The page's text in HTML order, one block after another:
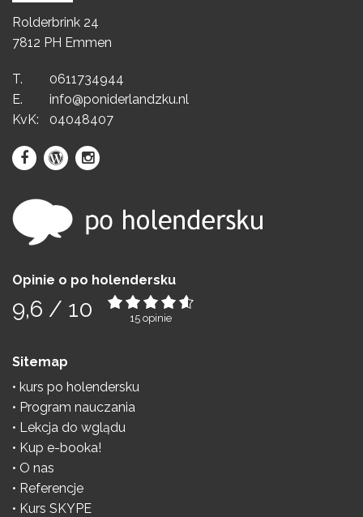
Rolderbrink 24
7812 PH Emmen
T.
0611734944
E.
info@poniderlandzku.nl
KvK:
04048407
Opinie o po holendersku
9,6 / 10 15 opinie
Sitemap
kurs po holendersku
Program nauczania
Lekcja do wglądu
Kup e-booka!
O nas
Referencje
Kurs SKYPE